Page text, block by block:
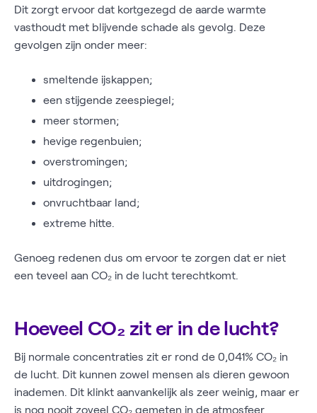
Dit zorgt ervoor dat kortgezegd de aarde warmte
vasthoudt met blijvende schade als gevolg. Deze
gevolgen zijn onder meer:
smeltende ijskappen;
een stijgende zeespiegel;
meer stormen;
hevige regenbuien;
overstromingen;
uitdrogingen;
onvruchtbaar land;
extreme hitte.
Genoeg redenen dus om ervoor te zorgen dat er niet
een teveel aan CO₂ in de lucht terechtkomt.
Hoeveel CO₂ zit er in de lucht?
Bij normale concentraties zit er rond de 0,041% CO₂ in
de lucht. Dit kunnen zowel mensen als dieren gewoon
inademen. Dit klinkt aanvankelijk als zeer weinig, maar er
is nog nooit zoveel CO₂ gemeten in de atmosfeer